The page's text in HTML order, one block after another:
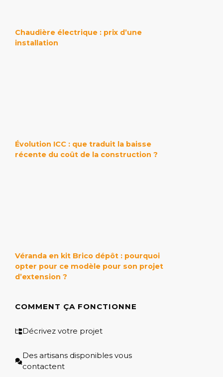
Chaudière électrique : prix d’une
installation
Évolution ICC : que traduit la baisse
récente du coût de la construction ?
Véranda en kit Brico dépôt : pourquoi
opter pour ce modèle pour son projet
d’extension ?
COMMENT ÇA FONCTIONNE
Décrivez votre projet
Des artisans disponibles vous
contactent